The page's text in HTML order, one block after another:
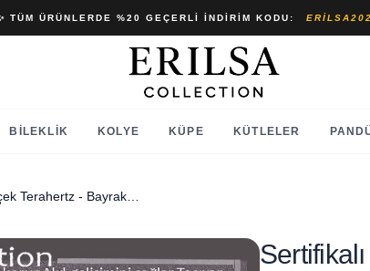
TÜM ÜRÜNLERDE %20 GEÇERLI İNDIRIM KODU:
BILEKLIK KOLYE KÜPE KÜTLELER